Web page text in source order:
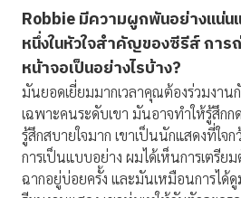
Robbie มีความผูกพันอย่างแน่น
หนึ่งในหัวใจสำคัญของซีรีส์ กา
หน้าจอเป็นอย่างไรบ้าง?
มันยอดเยี่ยมมากเวลาคุณต้องร่วมงาน
เฉพาะคนระดับเขา มันอาจทำให้รู้สึก
รู้สึกสบายใจมาก เขาเป็นนักแสดงที่ใ
การเป็นแบบอย่าง ผมได้เห็นการเตรีย
ฉากอยู่บ่อยครั้ง และมันเหมือนการได้ดู